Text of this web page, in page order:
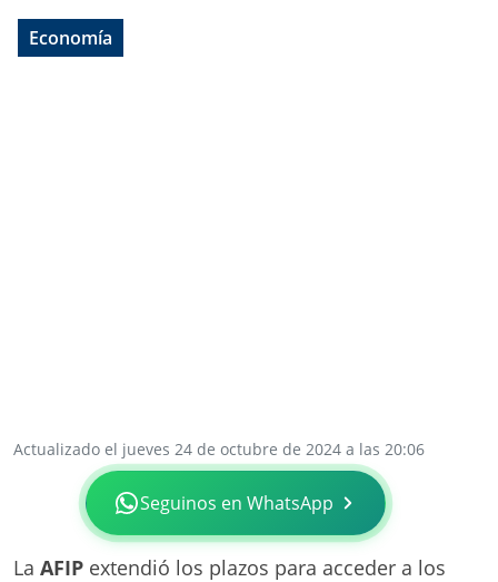
Economía
Actualizado el jueves 24 de octubre de 2024 a las 20:06
Seguinos en WhatsApp
La AFIP extendió los plazos para acceder a los